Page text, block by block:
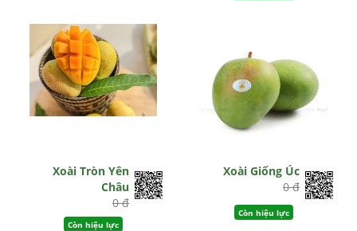
Xoài Tròn Yên
Châu
0 đ
Còn hiệu lực
Xoài Giống Úc
0 đ
Còn hiệu lực